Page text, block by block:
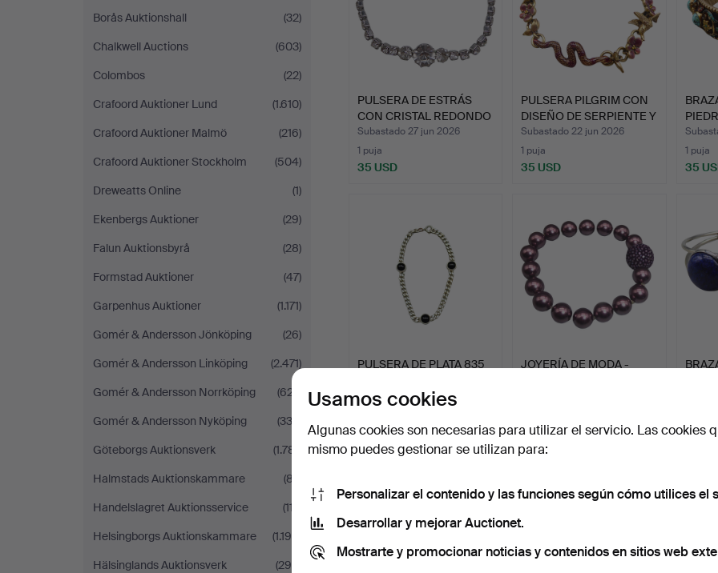
Borås Auktionshall
(32)
Chalkwell Auctions
(603)
Colombos
(22)
Crafoord Auktioner Lund
(1.610)
Crafoord Auktioner Malmö
(216)
Crafoord Auktioner Stockholm
(504)
Dreweatts Online
(1)
Ekenbergs Auktioner
(29)
Falun Auktionsbyrå
(28)
Formstad Auktioner
(47)
Garpenhus Auktioner
(1.171)
Gomér & Andersson Jönköping
(26)
Gomér & Andersson Linköping
(2.471)
Gomér & Andersson Norrköping
(627)
Gomér & Andersson Nyköping
(333)
Göteborgs Auktionsverk
(1.781)
Halmstads Auktionskammare
(87)
Handelslagret Auktionsservice
(117)
Helsingborgs Auktionskammare
(1.194)
Hälsinglands Auktionsverk
(298)
PULSERA DE ESTRÁS
CON CRISTAL REDONDO
CENT…
Subastado 27 jun 2026
1 puja
35 USD
PULSERA PILGRIM CON
DISEÑO DE SERPIENTE Y
…
Subastado 22 jun 2026
1 puja
35 USD
1 puja
35
PULSERA DE PLATA 835
ÓNIC…
Subastado 18 may 2026
81 USD
JOYERÍA DE MODA -
35 USD 87
Usamos cookies
Algunas cookies son necesarias para utilizar el servicio. Las cookies
mismo puedes gestionar se utilizan para:
Personalizar el contenido y las funciones según cómo utilices el
Desarrollar y mejorar Auctionet.
Mostrarte y promocionar noticias y contenidos en sitios web